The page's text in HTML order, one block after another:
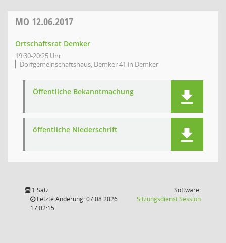
MO 12.06.2017
Ortschaftsrat Demker
19:30-20:25 Uhr
Dorfgemeinschaftshaus, Demker 41 in Demker
Öffentliche Bekanntmachung
öffentliche Niederschrift
1 Satz
Letzte Änderung: 07.08.2026
17:02:15
Software:
SitzungsdienstSession(Wird in